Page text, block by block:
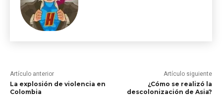
Artículo anterior
La explosión de violencia en
Colombia
Artículo siguiente
¿Cómo se realizó la
descolonización de Asia?